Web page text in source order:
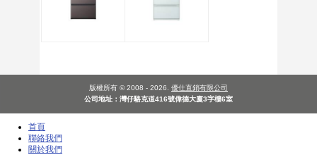
版權所有 © 2008 - 2026. 優仕直銷有限公司
公司地址：灣仔駱克道416號偉德大廈3字樓6室
首頁
聯絡我們
關於我們